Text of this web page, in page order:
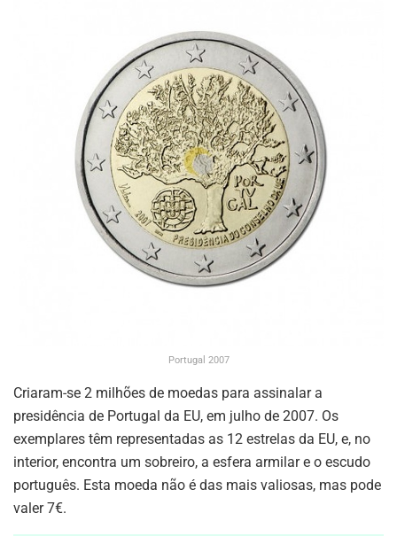
Portugal 2007
Criaram-se 2 milhões de moedas para assinalar a
presidência de Portugal da EU, em julho de 2007. Os
exemplares têm representadas as 12 estrelas da EU, e, no
interior, encontra um sobreiro, a esfera armilar e o escudo
português. Esta moeda não é das mais valiosas, mas pode
valer 7€.